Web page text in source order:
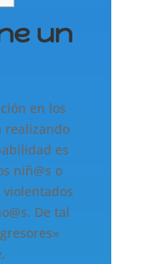
un
en los
realizando
es
niñ@s o
De tal